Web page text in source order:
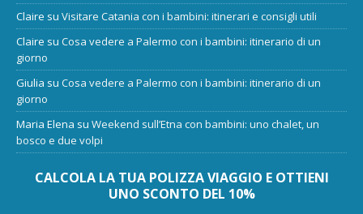
Claire su Visitare Catania con i bambini: itinerari e consigli utili
Claire su Cosa vedere a Palermo con i bambini: itinerario di un
giorno
Giulia su Cosa vedere a Palermo con i bambini: itinerario di un
giorno
Maria Elena su Weekend sull’Etna con bambini: uno chalet, un
bosco e due volpi
CALCOLA LA TUA POLIZZA VIAGGIO E OTTIENI
UNO SCONTO DEL 10%